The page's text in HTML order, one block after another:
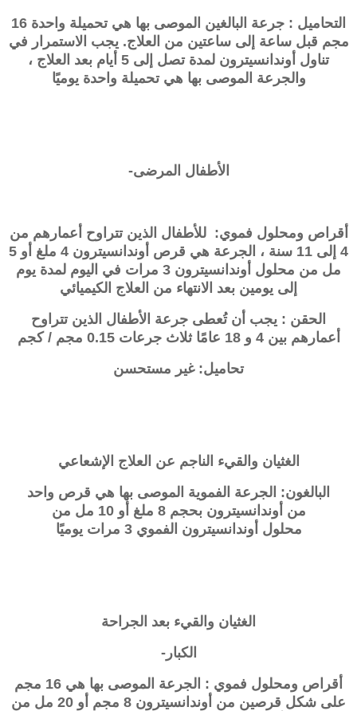
التحاميل : جرعة البالغين الموصى بها هي تحميلة واحدة 16
مجم قبل ساعة إلى ساعتين من العلاج. يجب الاستمرار في
تناول أوندانسيترون لمدة تصل إلى 5 أيام بعد العلاج ،
والجرعة الموصى بها هي تحميلة واحدة يوميًا
الأطفال المرضى-
أقراص ومحلول فموي: للأطفال الذين تتراوح أعمارهم من
4 إلى 11 سنة ، الجرعة هي قرص
أوندانسيترون
4 ملغ أو 5
مل من محلول أوندانسيترون
3 مرات في اليوم لمدة يوم
إلى يومين بعد الانتهاء من العلاج الكيميائي
الحقن : يجب أن تُعطى جرعة الأطفال الذين تتراوح
أعمارهم بين 4 و 18 عامًا ثلاث جرعات 0.15 مجم / كجم
تحاميل: غير مستحسن
الغثيان والقيء الناجم عن العلاج الإشعاعي
البالغون: الجرعة الفموية الموصى بها هي قرص واحد
من أوندانسيترون
بحجم 8 ملغ أو 10 مل من
محلول أوندانسيترون الفموي 3 مرات يوميًا
الغثيان والقيء بعد الجراحة
الكبار-
أقراص ومحلول فموي : الجرعة الموصى بها هي 16 مجم
على شكل قرصين من أوندانسيترون 8 مجم أو 20 مل من